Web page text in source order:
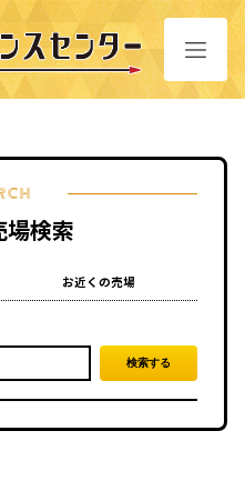
場検索
お近くの売場